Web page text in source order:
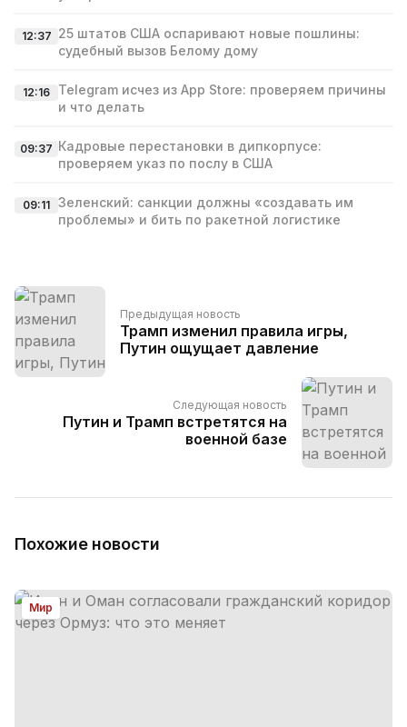
12:37 25 штатов США оспаривают новые пошлины:
судебный вызов Белому дому
12:16
Telegram исчез из App Store: проверяем причины
и что делать
09:37 Кадровые перестановки в дипкорпусе:
проверяем указ по послу в США
09:11 Зеленский: санкции должны «создавать им
проблемы» и бить по ракетной логистике
Предыдущая новость
Трамп изменил правила игры,
Путин ощущает давление
Следующая новость
Путин и Трамп встретятся на
военной базе
Похожие новости
Мир